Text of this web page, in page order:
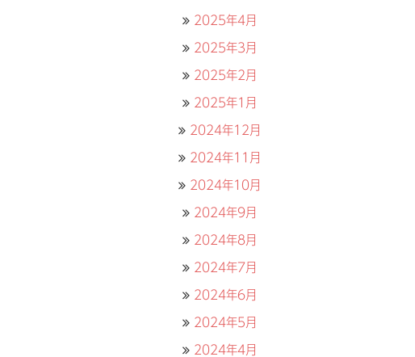
2025年4月
2025年3月
2025年2月
2025年1月
2024年12月
2024年11月
2024年10月
2024年9月
2024年8月
2024年7月
2024年6月
2024年5月
2024年4月